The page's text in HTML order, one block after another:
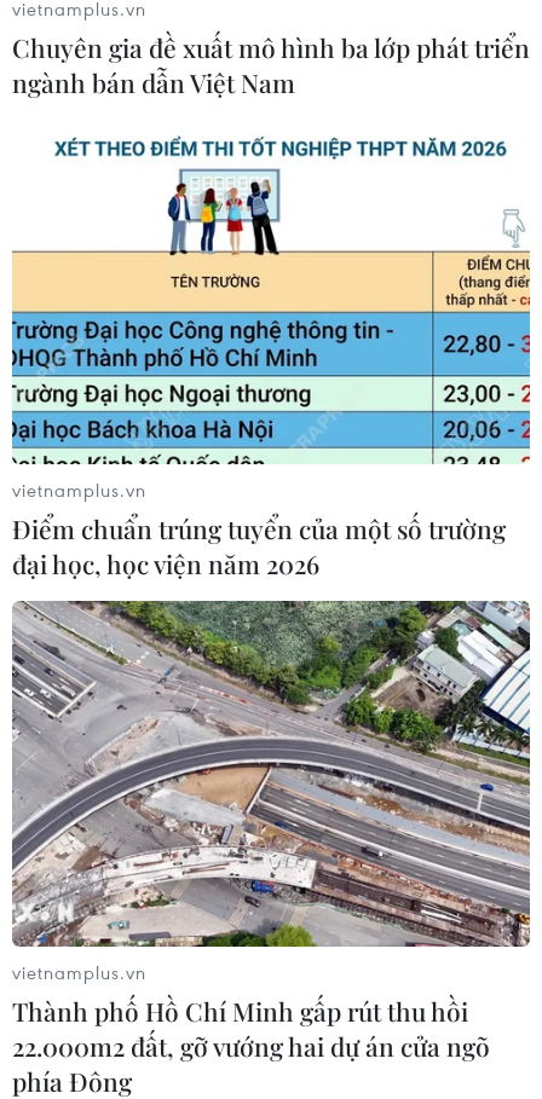
vietnamplus.vn
Chuyên gia đề xuất mô hình ba lớp phát triển
ngành bán dẫn Việt Nam
vietnamplus.vn
Điểm chuẩn trúng tuyển của một số trường
đại học, học viện năm 2026
vietnamplus.vn
Thành phố Hồ Chí Minh gấp rút thu hồi
22.000m2 đất, gỡ vướng hai dự án cửa ngõ
phía Đông